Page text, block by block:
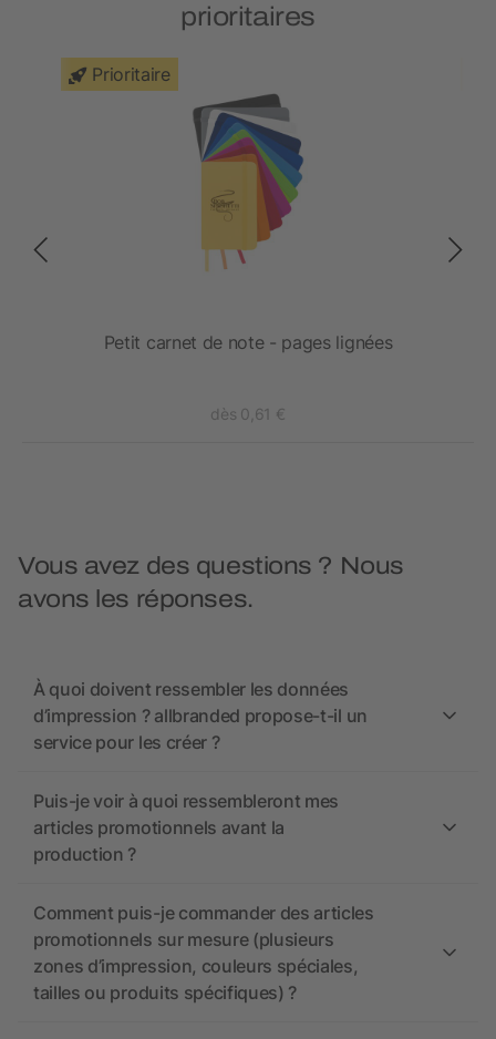
prioritaires
Prioritaire
Petit carnet de note - pages lignées
dès 0,61 €
Vous avez des questions ? Nous
avons les réponses.
À quoi doivent ressembler les données
d’impression ? allbranded propose-t-il un
service pour les créer ?
Puis-je voir à quoi ressembleront mes
articles promotionnels avant la
production ?
Comment puis-je commander des articles
promotionnels sur mesure (plusieurs
zones d’impression, couleurs spéciales,
tailles ou produits spécifiques) ?